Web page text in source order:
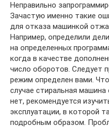
Неправильно
Зачастую именно такие
для отказа машинкой
Например, определили
на определенных
когда в качестве
число оборотов. Следует
режим определен вами.
случае стиральная
нет, рекомендуется
эксплуатации, в которой
подробным образом.